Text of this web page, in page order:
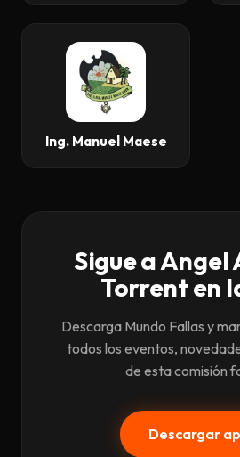
Ing. Manuel Maese
Sigue a
Torrent en
Descarga Mundo Fallas y
todos los eventos,
de esta comisión
Descargar